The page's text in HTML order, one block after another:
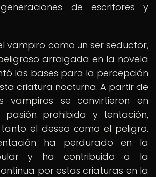
de escritores y
vampiro como un ser seductor,
arraigada en la novela
las bases para la percepción
criatura nocturna. A partir de
vampiros se convirtieron en
pasión prohibida y tentación,
el deseo como el peligro.
ha perdurado en la
y ha contribuido a la
por estas criaturas en la